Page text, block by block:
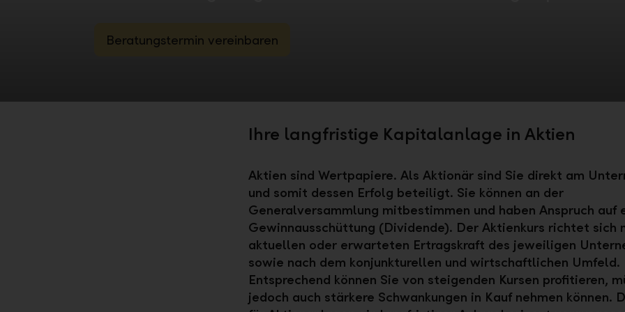
Beratungstermin vereinbaren
Ihre langfristige Kapitalanlage in Aktien
Aktien sind Wertpapiere. Als Aktionär sind Sie direkt am
und somit dessen Erfolg beteiligt. Sie können an der
Generalversammlung mitbestimmen und haben Anspruch auf
Gewinnausschüttung (Dividende). Der Aktienkurs richtet sich
aktuellen oder erwarteten Ertragskraft des jeweiligen
sowie nach dem konjunkturellen und wirtschaftlichen Umfeld.
Entsprechend können Sie von steigenden Kursen profitieren,
jedoch auch stärkere Schwankungen in Kauf nehmen können.